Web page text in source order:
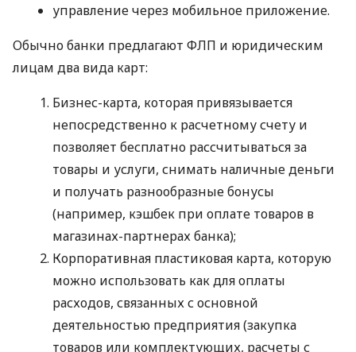
управление через мобильное приложение.
Обычно банки предлагают ФЛП и юридическим
лицам два вида карт:
Бизнес-карта, которая привязывается
непосредственно к расчетному счету и
позволяет бесплатно рассчитываться за
товары и услуги, снимать наличные деньги
и получать разнообразные бонусы
(например, кэшбек при оплате товаров в
магазинах-партнерах банка);
Корпоративная пластиковая карта, которую
можно использовать как для оплаты
расходов, связанных с основной
деятельностью предприятия (закупка
товаров или комплектующих, расчеты с